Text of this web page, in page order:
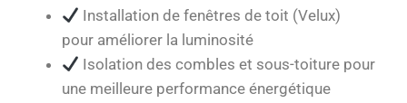
Installation de fenêtres de toit (Velux)
pour améliorer la luminosité
Isolation des combles et sous-toiture pour
une meilleure performance énergétique